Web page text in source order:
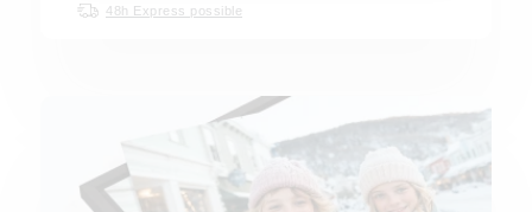
48h Express possible